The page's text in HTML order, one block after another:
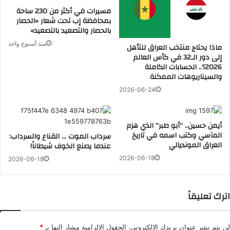
مسيرات في أكثر من 230 ساحة
بمحافظة إب تحت شعار «الحصار
بالحصار والتصعيد بالتصعيد»
منذ أسبوع واحد ماذا يحتاج منتخب العراق للتأهل
إلى دور الـ32 في كأس العالم
2026؟.. الحسابات الكاملة
والسيناريوهات الممكنة
2026-06-24
سرداب الموت … القناع والسرداب:
عندما يصنع الخوف شيطاناً!
2026-06-18
أيمن حسين.. “أبو طبر” الذي هزم
المآسي وكتب اسمه في تاريخ
العراق المونديالي
2026-06-18
اترك تعليقاً
لن يتم نشر عنوان بريدك الإلكتروني. الحقول الإلزامية مشار إليها بـ *